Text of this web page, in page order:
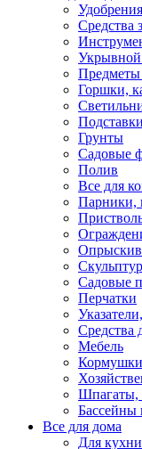
Удобрения
Средства
Укрывной
Предметы
Горшки,
Грунты
Садовые
Полив
Все для
Парники,
Садовые
Перчатки
Средства
Мебель
Шпагаты,
Бассейны
Все для дома
Для кухни